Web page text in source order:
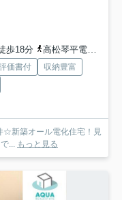
歩18分
高松琴平電気鉄道長尾線「水田」駅 徒歩23分
価書付
収納豊富
☆新築オール電化住宅！見
... もっと見る